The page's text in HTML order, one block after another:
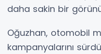
daha sakin bir
Oğuzhan, otomobil
kampanyalarını